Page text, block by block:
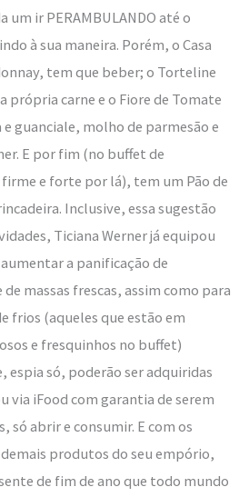
um ir PERAMBULANDO até o
à sua maneira. Porém, o Casa
tem que beber; o Torteline
própria carne e o Fiore de Tomate
guanciale, molho de parmesão e
E por fim (no buffet de
e forte por lá), tem um Pão de
Inclusive, essa sugestão
Ticiana Werner já equipou
a panificação de
massas frescas, assim como para
frios (aqueles que estão em
e fresquinhos no buffet)
espia só, poderão ser adquiridas
via iFood com garantia de serem
só abrir e consumir. E com os
produtos do seu empório,
de fim de ano que todo mundo